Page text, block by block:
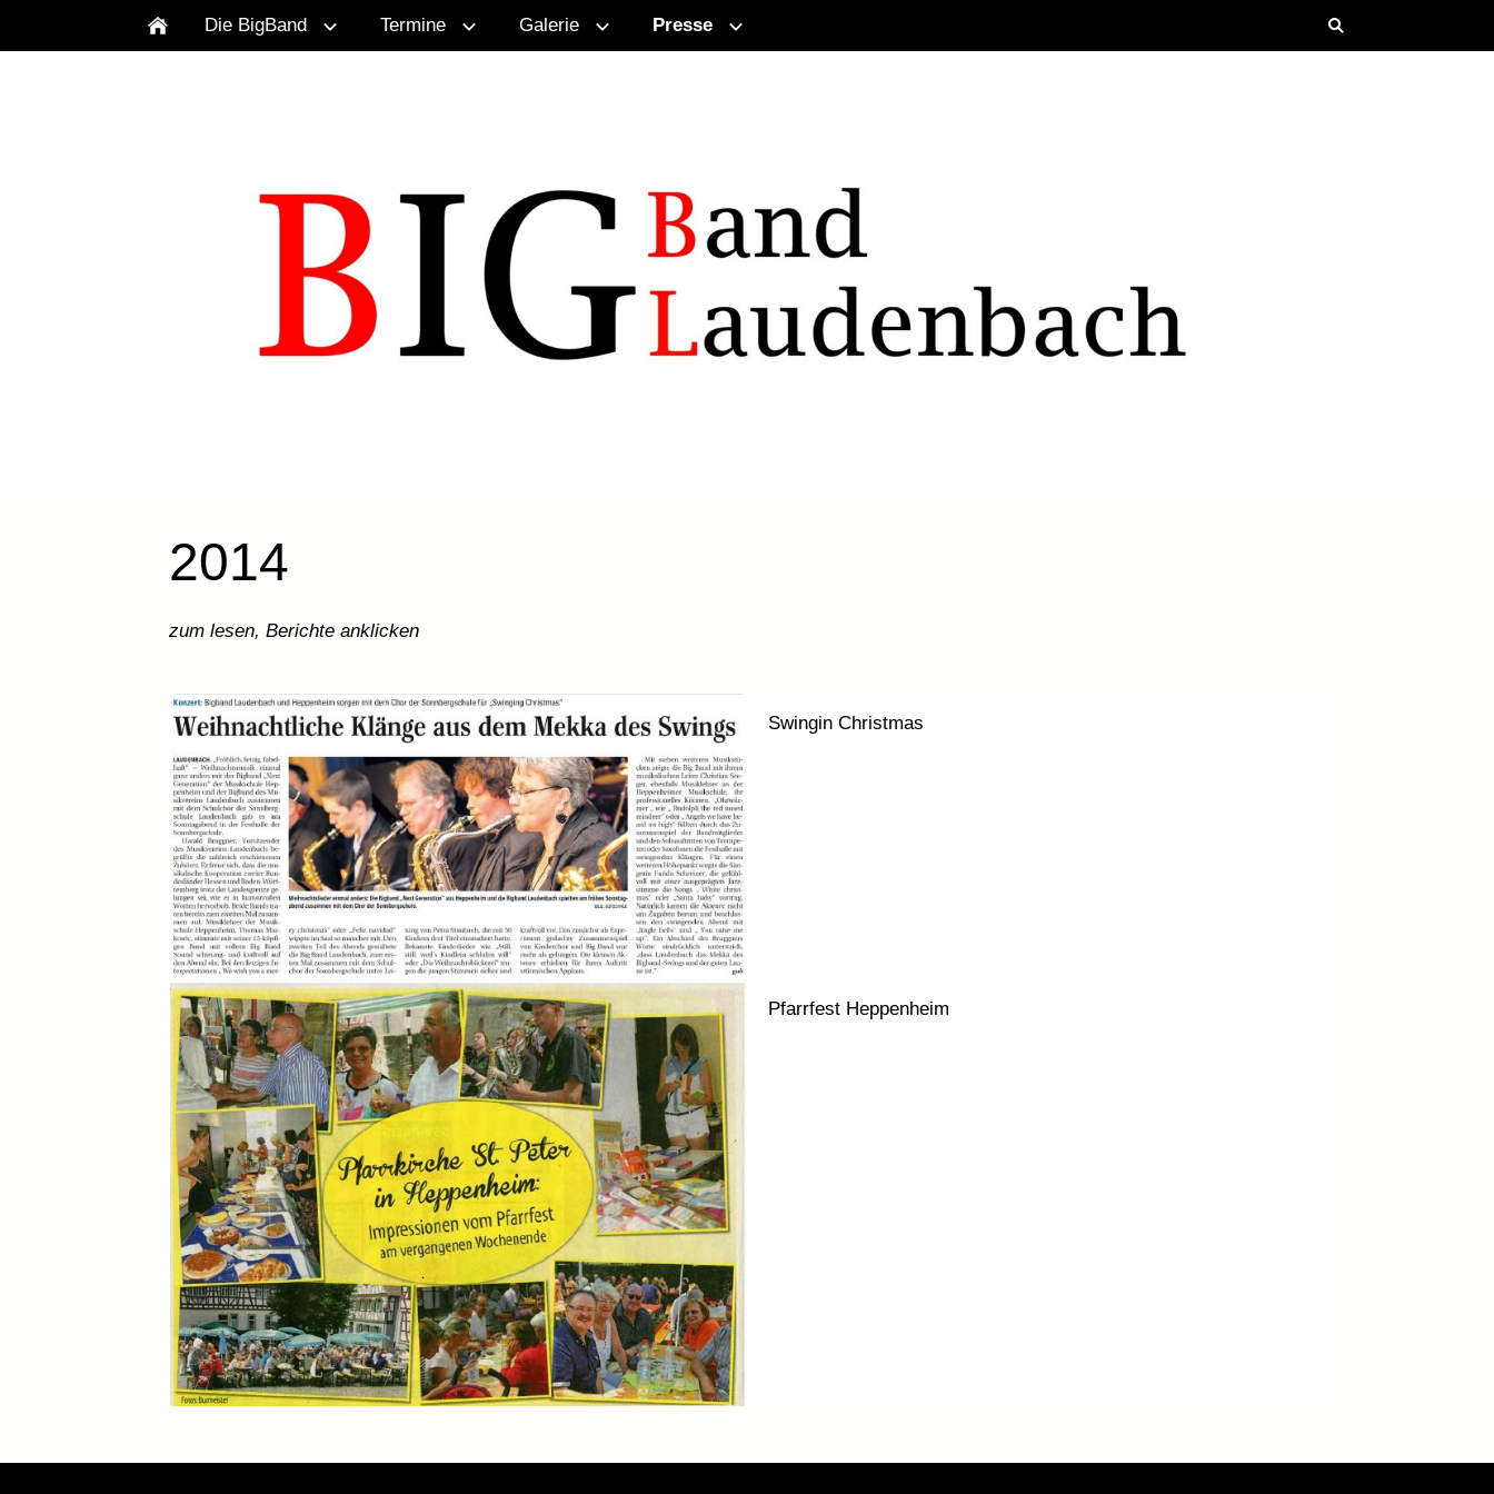
Die BigBand Termine Galerie Presse
2014
zum lesen, Berichte anklicken
Swingin Christmas
Pfarrfest Heppenheim